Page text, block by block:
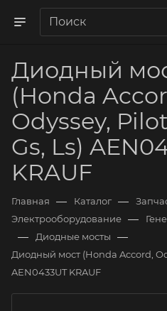
Диодный
(Honda
Odyssey,
Gs, Ls)
KRAUF
Главная — Каталог —
Электрооборудование —
— Диодные мосты —
Диодный мост (Honda Accord,
AEN0433UT KRAUF